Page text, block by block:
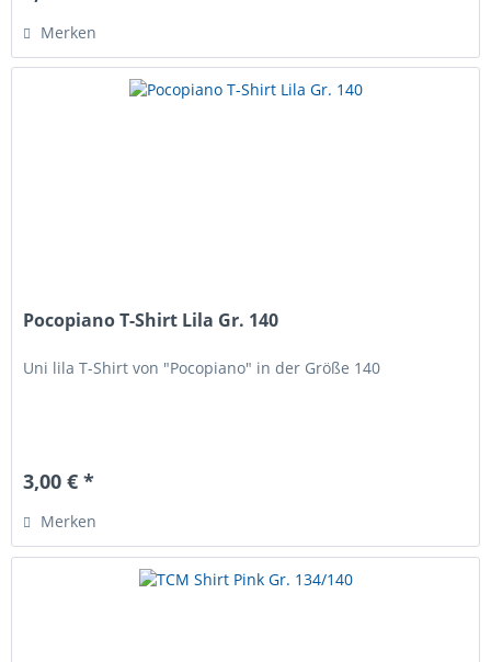
Merken
Pocopiano T-Shirt Lila Gr. 140
Uni lila T-Shirt von "Pocopiano" in der Größe 140
3,00 € *
Merken